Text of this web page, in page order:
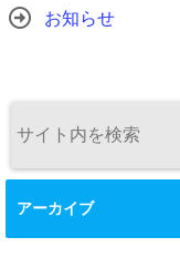
お知らせ
アーカイブ